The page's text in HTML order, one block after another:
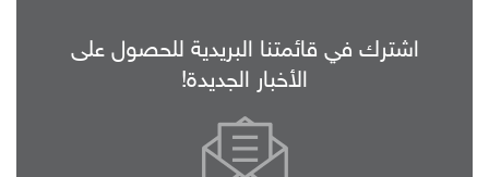
اشترك في قائمتنا البريدية للحصول على
الأخبار الجديدة!